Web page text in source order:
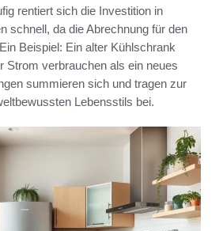
rentiert sich die Investition in
schnell, da die Abrechnung für den
Beispiel: Ein alter Kühlschrank
Strom verbrauchen als ein neues
summieren sich und tragen zur
Lebensstils bei.